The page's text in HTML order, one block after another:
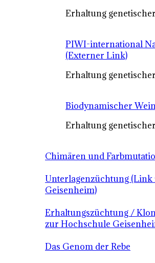
Erhaltung
PIWI-international
(Externer Link)
Erhaltung
Biodynamischer
Erhaltung
Chimären und
Unterlagenzüchtung
Geisenheim)
Erhaltungszüchtung /
zur Hochschule
Das Genom der Rebe